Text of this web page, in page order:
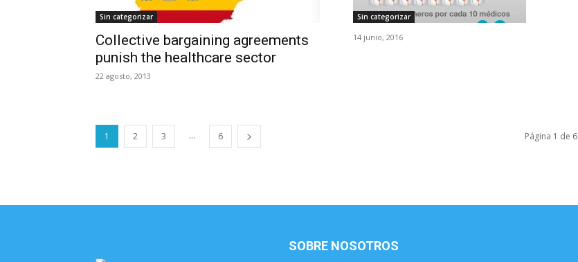
Sin categorizar
Collective bargaining agreements
punish the healthcare sector
22 agosto, 2013
Sin categorizar
14 junio, 2016
1 2 3 ... 6 Página 1 de 6
SOBRE NOSOTROS